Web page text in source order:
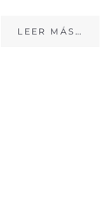
LEER MÁS…